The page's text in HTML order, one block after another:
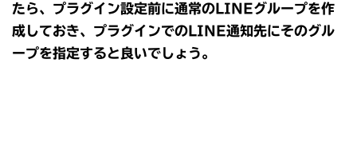
たら、プラグイン設定前に通常のLINEグループを作
成しておき、プラグインでのLINE通知先にそのグル
ープを指定すると良いでしょう。